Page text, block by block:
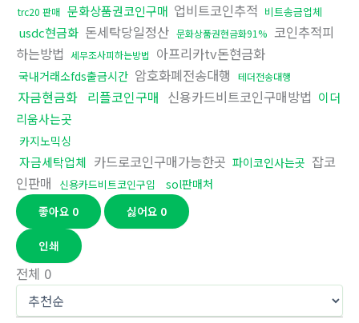
trc20 판매 문화상품권코인구매 업비트코인추적 비트송금업체
usdc현금화 돈세탁당일정산 문화상품권현금화91% 코인추적피
하는방법 세무조사피하는방법 아프리카tv돈현금화
국내거래소fds출금시간 암호화폐전송대행 테더전송대행
자금현금화 리플코인구매 신용카드비트코인구매방법 이더
리움사는곳
카지노믹싱
자금세탁업체 카드로코인구매가능한곳 파이코인사는곳 잡코
인판매
신용카드비트코인구입
sol판매처
좋아요 0 싫어요 0
인쇄
전체 0